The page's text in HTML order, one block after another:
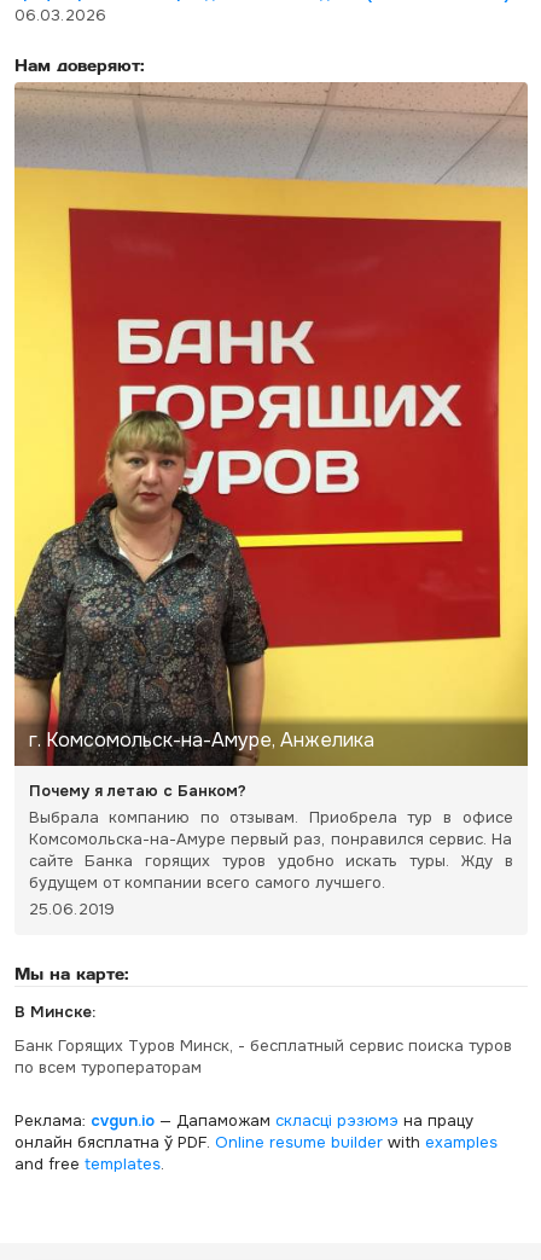
06.03.2026
Нам доверяют:
г. Комсомольск-на-Амуре, Анжелика
Почему я летаю с Банком?
Выбрала компанию по отзывам. Приобрела тур в офисе
Комсомольска-на-Амуре первый раз, понравился сервис. На
сайте Банка горящих туров удобно искать туры. Жду в
будущем от компании всего самого лучшего.
25.06.2019
Мы на карте:
В Минске:
Банк Горящих Туров Минск, - бесплатный сервис поиска туров
по всем туроператорам
Реклама: cvgun.io— Дапаможам скласці рэзюмэ на працу
онлайн бясплатна ў PDF. Online resume builderwith examples
and free templates.